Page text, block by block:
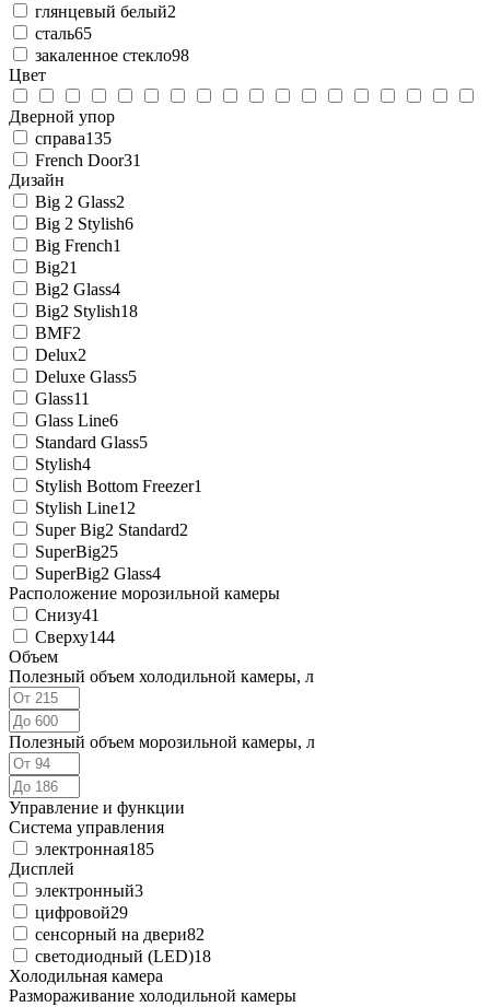
глянцевый белый2
сталь65
закаленное стекло98
Цвет
Дверной упор
справа135
French Door31
Дизайн
Big 2 Glass2
Big 2 Stylish6
Big French1
Big21
Big2 Glass4
Big2 Stylish18
BMF2
Delux2
Deluxe Glass5
Glass11
Glass Line6
Standard Glass5
Stylish4
Stylish Bottom Freezer1
Stylish Line12
Super Big2 Standard2
SuperBig25
SuperBig2 Glass4
Расположение морозильной камеры
Снизу41
Сверху144
Объем
Полезный объем холодильной камеры, л
Полезный объем морозильной камеры, л
Управление и функции
Система управления
электронная185
Дисплей
электронный3
цифровой29
сенсорный на двери82
светодиодный (LED)18
Холодильная камера
Размораживание холодильной камеры